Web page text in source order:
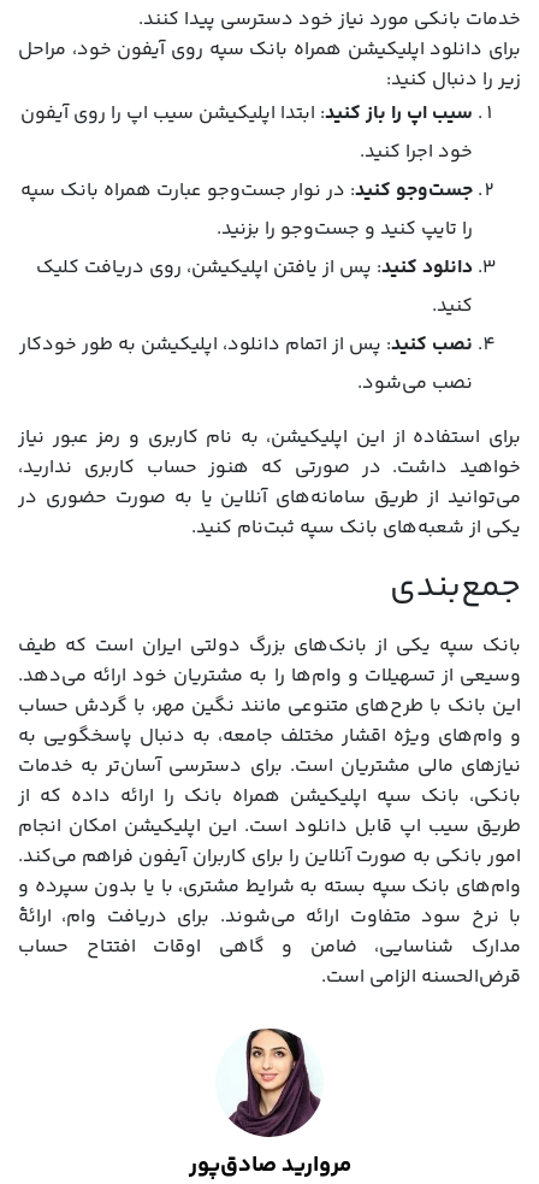
خدمات بانکی مورد نیاز خود دسترسی پیدا کنند.
برای دانلود اپلیکیشن همراه بانک سپه روی آیفون خود، مراحل
زیر را دنبال کنید:
سیب اپ را باز کنید: ابتدا اپلیکیشن سیب اپ را روی آیفون
خود اجرا کنید.
جست‌وجو کنید: در نوار جست‌وجو عبارت همراه بانک سپه
را تایپ کنید و جست‌وجو را بزنید.
دانلود کنید: پس از یافتن اپلیکیشن، روی دریافت کلیک
کنید.
نصب کنید: پس از اتمام دانلود، اپلیکیشن به طور خودکار
نصب می‌شود.
برای استفاده از این اپلیکیشن، به نام کاربری و رمز عبور نیاز
خواهید داشت. در صورتی که هنوز حساب کاربری ندارید،
می‌توانید از طریق سامانه‌های آنلاین یا به صورت حضوری در
یکی از شعبه‌های بانک سپه ثبت‌نام کنید.
جمع‌بندی
بانک سپه یکی از بانک‌های بزرگ دولتی ایران است که طیف
وسیعی از تسهیلات و وام‌ها را به مشتریان خود ارائه می‌دهد.
این بانک با طرح‌های متنوعی مانند نگین مهر، با گردش حساب
و وام‌های ویژه اقشار مختلف جامعه، به دنبال پاسخگویی به
نیازهای مالی مشتریان است. برای دسترسی آسان‌تر به خدمات
بانکی، بانک سپه اپلیکیشن همراه بانک را ارائه داده که از
طریق سیب اپ قابل دانلود است. این اپلیکیشن امکان انجام
امور بانکی به صورت آنلاین را برای کاربران آیفون فراهم می‌کند.
وام‌های بانک سپه بسته به شرایط مشتری، با یا بدون سپرده و
با نرخ سود متفاوت ارائه می‌شوند. برای دریافت وام، ارائۀ
مدارک شناسایی، ضامن و گاهی اوقات افتتاح حساب
قرض‌الحسنه الزامی است.
مروارید صادق‌پور